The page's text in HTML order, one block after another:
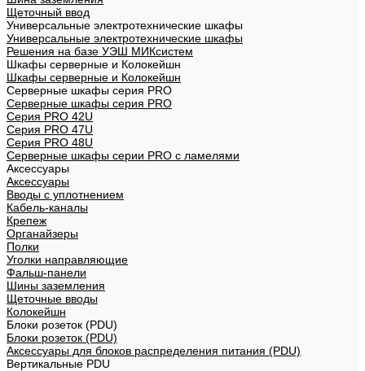
Щеточный ввод
Универсальные электротехнические шкафы
Универсальные электротехнические шкафы
Решения на базе УЭШ МИКсистем
Шкафы серверные и Колокейшн
Шкафы серверные и Колокейшн
Серверные шкафы серия PRO
Серверные шкафы серия PRO
Серия PRO 42U
Серия PRO 47U
Серия PRO 48U
Серверные шкафы серии PRO с ламелями
Аксессуары
Аксессуары
Вводы с уплотнением
Кабель-каналы
Крепеж
Органайзеры
Полки
Уголки направляющие
Фальш-панели
Шины заземления
Щеточные вводы
Колокейшн
Блоки розеток (PDU)
Блоки розеток (PDU)
Аксессуары для блоков распределения питания (PDU)
Вертикальные PDU